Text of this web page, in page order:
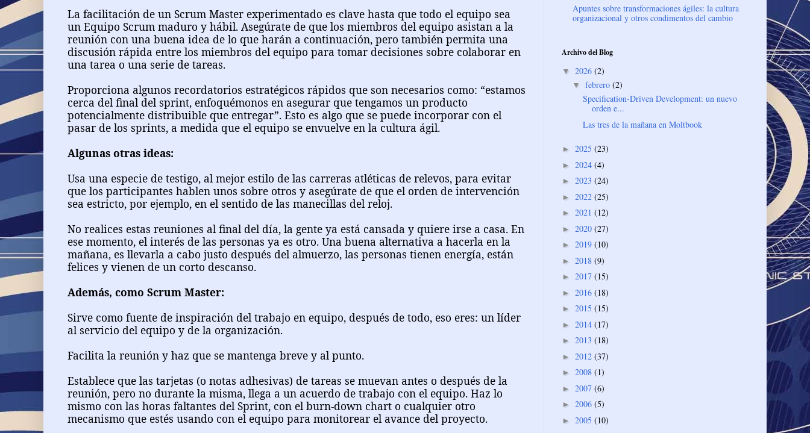
La facilitación de un Scrum Master experimentado es clave hasta que todo el equipo sea
un Equipo Scrum maduro y hábil. Asegúrate de que los miembros del equipo asistan a la
reunión con una buena idea de lo que harán a continuación, pero también permita una
discusión rápida entre los miembros del equipo para tomar decisiones sobre colaborar en
una tarea o una serie de tareas.
Proporciona algunos recordatorios estratégicos rápidos que son necesarios como: “estamos
cerca del final del sprint, enfoquémonos en asegurar que tengamos un producto
potencialmente distribuible que entregar”. Esto es algo que se puede incorporar con el
pasar de los sprints, a medida que el equipo se envuelve en la cultura ágil.
Algunas otras ideas:
Usa una especie de testigo, al mejor estilo de las carreras atléticas de relevos, para evitar
que los participantes hablen unos sobre otros y asegúrate de que el orden de intervención
sea estricto, por ejemplo, en el sentido de las manecillas del reloj.
No realices estas reuniones al final del día, la gente ya está cansada y quiere irse a casa. En
ese momento, el interés de las personas ya es otro. Una buena alternativa a hacerla en la
mañana, es llevarla a cabo justo después del almuerzo, las personas tienen energía, están
felices y vienen de un corto descanso.
Además, como Scrum Master:
Sirve como fuente de inspiración del trabajo en equipo, después de todo, eso eres: un líder
al servicio del equipo y de la organización.
Facilita la reunión y haz que se mantenga breve y al punto.
Establece que las tarjetas (o notas adhesivas) de tareas se muevan antes o después de la
reunión, pero no durante la misma, llega a un acuerdo de trabajo con el equipo. Haz lo
mismo con las horas faltantes del Sprint, con el burn-down chart o cualquier otro
mecanismo que estés usando con el equipo para monitorear el avance del proyecto.
Apuntes sobre transformaciones ágiles: la cultura
organizacional y otros condimentos del cambio
Archivo del Blog
▼ 2026 (2)
▼ febrero (2)
Specification-Driven Development: un nuevo
orden e...
Las tres de la mañana en Moltbook
► 2025 (23)
► 2024 (4)
► 2023 (24)
► 2022 (25)
► 2021 (12)
► 2020 (27)
► 2019 (10)
► 2018 (9)
► 2017 (15)
► 2016 (18)
► 2015 (15)
► 2014 (17)
► 2013 (18)
► 2012 (37)
► 2008 (1)
► 2007 (6)
► 2006 (5)
► 2005 (10)